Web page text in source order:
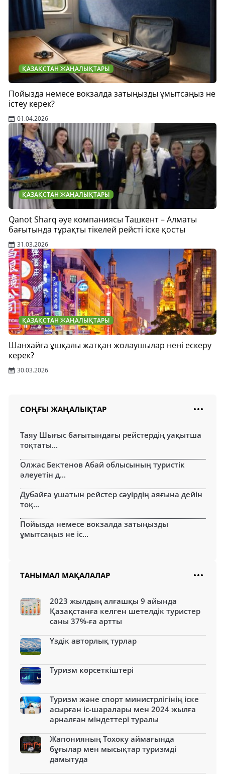
ҚАЗАҚСТАН ЖАҢАЛЫҚТАРЫ
Пойызда немесе вокзалда затыңызды ұмытсаңыз не
істеу керек?
01.04.2026
ҚАЗАҚСТАН ЖАҢАЛЫҚТАРЫ
Qanot Sharq әуе компаниясы Ташкент – Алматы
бағытында тұрақты тікелей рейсті іске қосты
31.03.2026
ҚАЗАҚСТАН ЖАҢАЛЫҚТАРЫ
Шанхайға ұшқалы жатқан жолаушылар нені ескеру
керек?
30.03.2026
СОҢҒЫ ЖАҢАЛЫҚТАР
Таяу Шығыс бағытындағы рейстердің уақытша
тоқтаты...
Олжас Бектенов Абай облысының туристік
әлеуетін д...
Дубайға ұшатын рейстер сәуірдің аяғына дейін
тоқ...
Пойызда немесе вокзалда затыңызды
ұмытсаңыз не іс...
ТАНЫМАЛ МАҚАЛАЛАР
2023 жылдың алғашқы 9 айында
Қазақстанға келген шетелдік туристер
саны 37%-ға артты
Үздік авторлық турлар
Туризм көрсеткіштері
Туризм және спорт министрлігінің іске
асырған іс-шаралары мен 2024 жылға
арналған міндеттері туралы
Жапонияның Тохоку аймағында
бұғылар мен мысықтар туризмді
дамытуда